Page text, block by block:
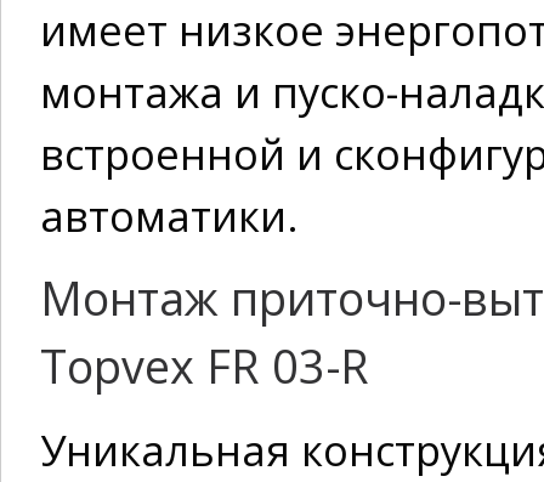
имеет низкое
монтажа и пуско-
встроенной и
автоматики.
Монтаж приточно-
Topvex FR 03-R
Уникальная